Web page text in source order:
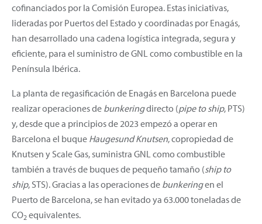
cofinanciados por la Comisión Europea. Estas iniciativas,
lideradas por Puertos del Estado y coordinadas por Enagás,
han desarrollado una cadena logística integrada, segura y
eficiente, para el suministro de GNL como combustible en la
Península Ibérica.
La planta de regasificación de Enagás en Barcelona puede
realizar operaciones de bunkeringdirecto (pipe to ship, PTS)
y, desde que a principios de 2023 empezó a operar en
Barcelona el buque Haugesund Knutsen, copropiedad de
Knutsen y Scale Gas, suministra GNL como combustible
también a través de buques de pequeño tamaño (ship to
ship, STS). Gracias a las operaciones de bunkeringen el
Puerto de Barcelona, se han evitado ya 63.000 toneladas de
CO2 equivalentes.